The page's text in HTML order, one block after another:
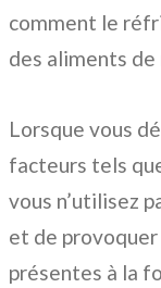
comment le
des aliments
Lorsque vous
facteurs tels
vous n’utilisez
et de
présentes à la